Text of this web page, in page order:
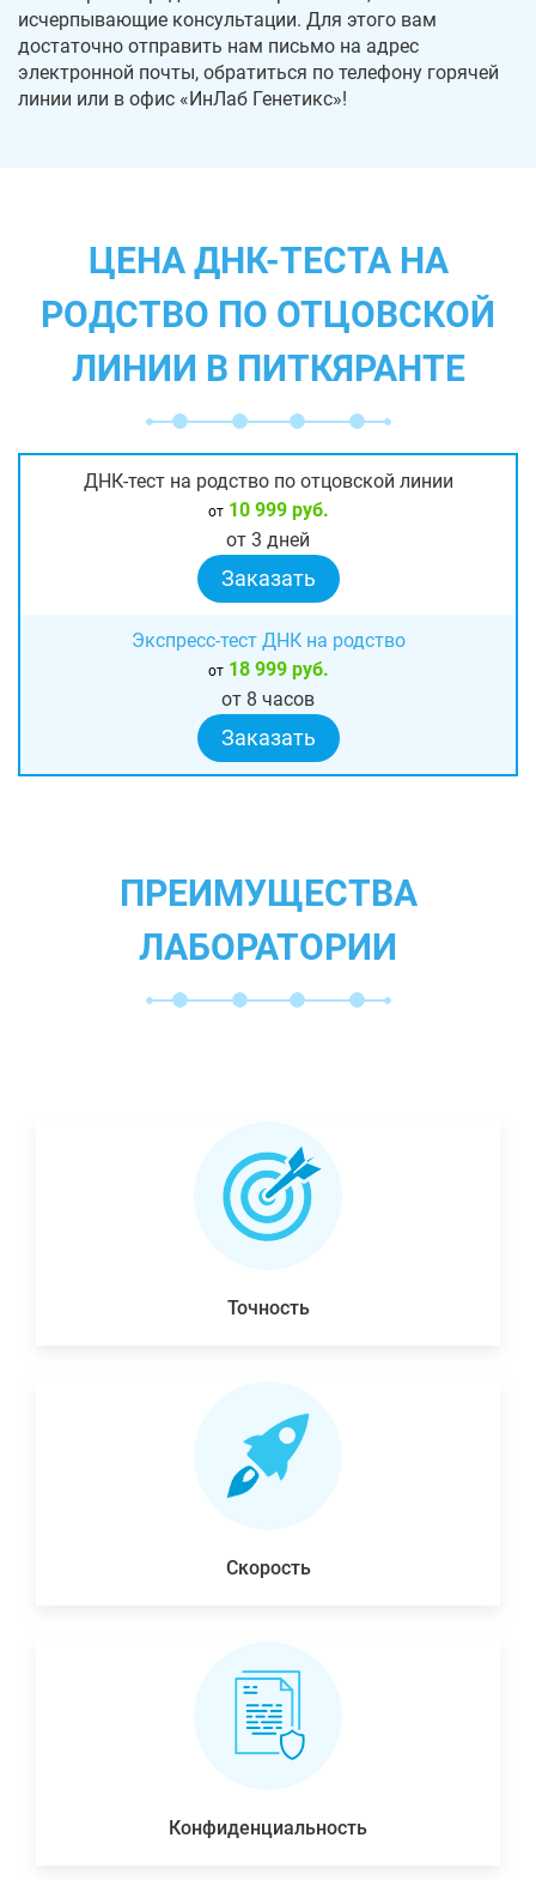
исчерпывающие консультации. Для этого вам
достаточно отправить нам письмо на адрес
электронной почты, обратиться по телефону горячей
линии или в офис «ИнЛаб Генетикс»!
ЦЕНА ДНК-ТЕСТА НА
РОДСТВО ПО ОТЦОВСКОЙ
ЛИНИИ В ПИТКЯРАНТЕ
ДНК-тест на родство по отцовской линии
от10 999 руб.
от 3 дней
Заказать
Экспресс-тест ДНК на родство
от18 999 руб.
от 8 часов
Заказать
ПРЕИМУЩЕСТВА
ЛАБОРАТОРИИ
Точность
Скорость
Конфиденциальность